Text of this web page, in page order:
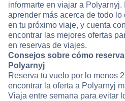
informarte en viajar a
aprender más acerca de todo
en tu próximo viaje, y cuenta
encontrar las mejores ofertas
en reservas de viajes.
Consejos sobre cómo
Polyarnyj
Reserva tu vuelo por lo menos
encontrar la oferta a Polyarnyj
Viaja entre semana para evitar